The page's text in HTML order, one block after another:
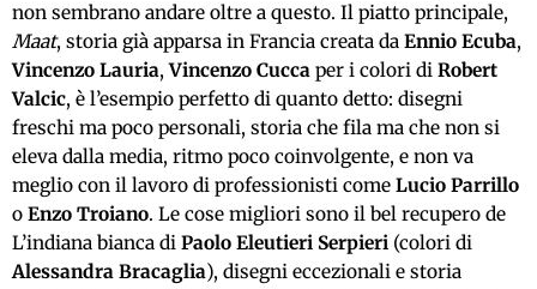
non sembrano andare oltre a questo. Il piatto principale,
Maat, storia già apparsa in Francia creata da Ennio Ecuba,
Vincenzo Lauria,Vincenzo Cucca per i colori di Robert
Valcic, è l’esempio perfetto di quanto detto: disegni
freschi ma poco personali, storia che fila ma che non si
eleva dalla media, ritmo poco coinvolgente, e non va
meglio con il lavoro di professionisti come Lucio Parrillo
o Enzo Troiano. Le cose migliori sono il bel recupero de
L’indiana bianca di Paolo Eleutieri Serpieri (colori di
Alessandra Bracaglia), disegni eccezionali e storia